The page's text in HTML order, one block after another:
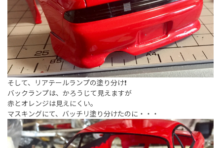
そして、リアテールランプの塗り分け❗️
バックランプは、かろうじて見えますが
赤とオレンジは見えにくい。
マスキングにて、バッチリ塗り分けたのに・・・